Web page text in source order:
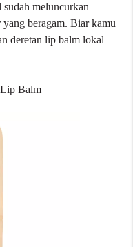
meluncurkan
beragam. Biar kamu
deretan lip balm lokal
Balm